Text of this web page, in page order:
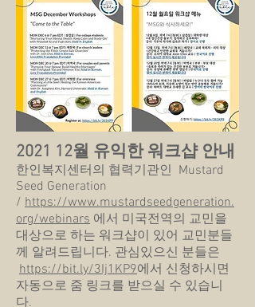
2021 12월 유익한 워크샵 안내
한인복지센터의 협력기관인 Mustard
Seed Generation
/ https://www.mustardseedgeneration.
org/webinars 에서 미국전역의 교민을
대상으로 하는 워크샵이 있어 교민분들
께 알려드립니다. 관심있으신 분들은
https://bit.ly/3Ij1KP9에서 신청하시면
자동으로 줌 링크를 받으실 수 있습니
다.